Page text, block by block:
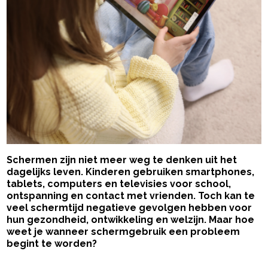
Schermen zijn niet meer weg te denken uit het
dagelijks leven. Kinderen gebruiken smartphones,
tablets, computers en televisies voor school,
ontspanning en contact met vrienden. Toch kan te
veel schermtijd negatieve gevolgen hebben voor
hun gezondheid, ontwikkeling en welzijn. Maar hoe
weet je wanneer schermgebruik een probleem
begint te worden?